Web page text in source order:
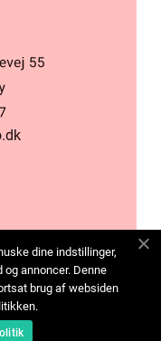
dine indstillinger,
annoncer. Denne
brug af websiden